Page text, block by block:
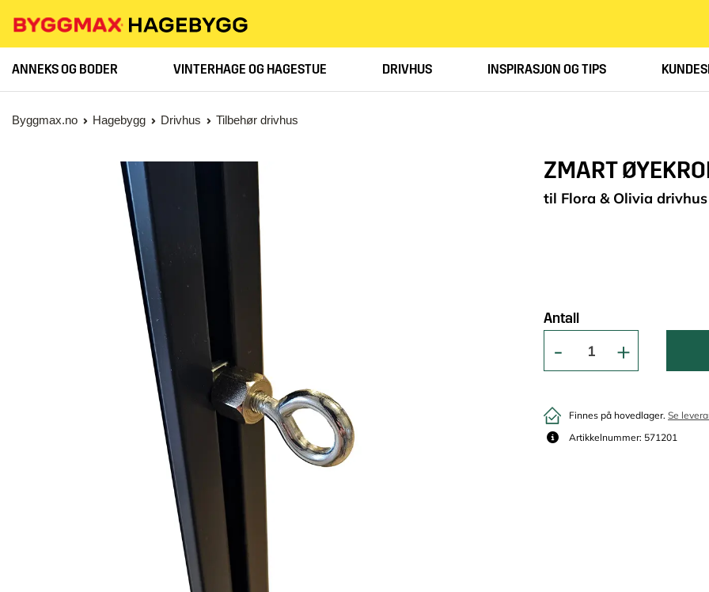
ANNEKS OG BODER VINTERHAGE OG HAGESTUE DRIVHUS INSPIRASJON OG TIPS
Byggmax.no Hagebygg Drivhus Tilbehør drivhus
ZMART
til Flora & Olivia drivhus
Antall
Finnes på hovedlager. Se
Artikkelnummer: 571201